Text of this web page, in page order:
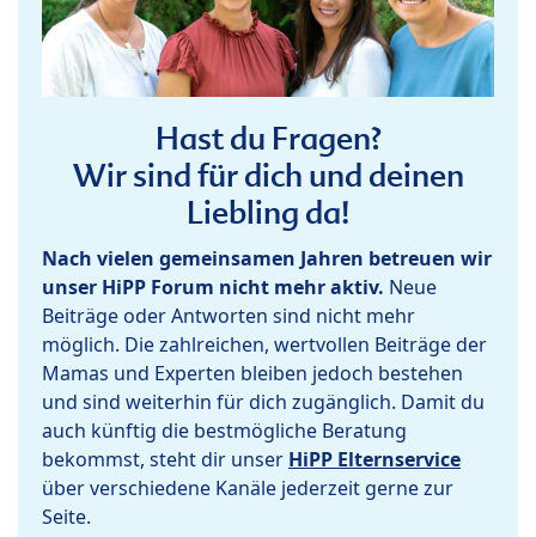
Hast du Fragen?
Wir sind für dich und deinen
Liebling da!
Nach vielen gemeinsamen Jahren betreuen wir
unser HiPP Forum nicht mehr aktiv. Neue
Beiträge oder Antworten sind nicht mehr
möglich. Die zahlreichen, wertvollen Beiträge der
Mamas und Experten bleiben jedoch bestehen
und sind weiterhin für dich zugänglich. Damit du
auch künftig die bestmögliche Beratung
bekommst, steht dir unser HiPP Elternservice
über verschiedene Kanäle jederzeit gerne zur
Seite.